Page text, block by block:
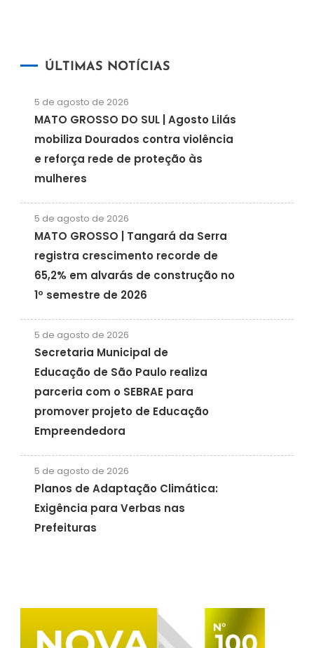
ÚLTIMAS NOTÍCIAS
5 de agosto de 2026
MATO GROSSO DO SUL | Agosto Lilás
mobiliza Dourados contra violência
e reforça rede de proteção às
mulheres
5 de agosto de 2026
MATO GROSSO | Tangará da Serra
registra crescimento recorde de
65,2% em alvarás de construção no
1º semestre de 2026
5 de agosto de 2026
Secretaria Municipal de
Educação de São Paulo realiza
parceria com o SEBRAE para
promover projeto de Educação
Empreendedora
5 de agosto de 2026
Planos de Adaptação Climática:
Exigência para Verbas nas
Prefeituras